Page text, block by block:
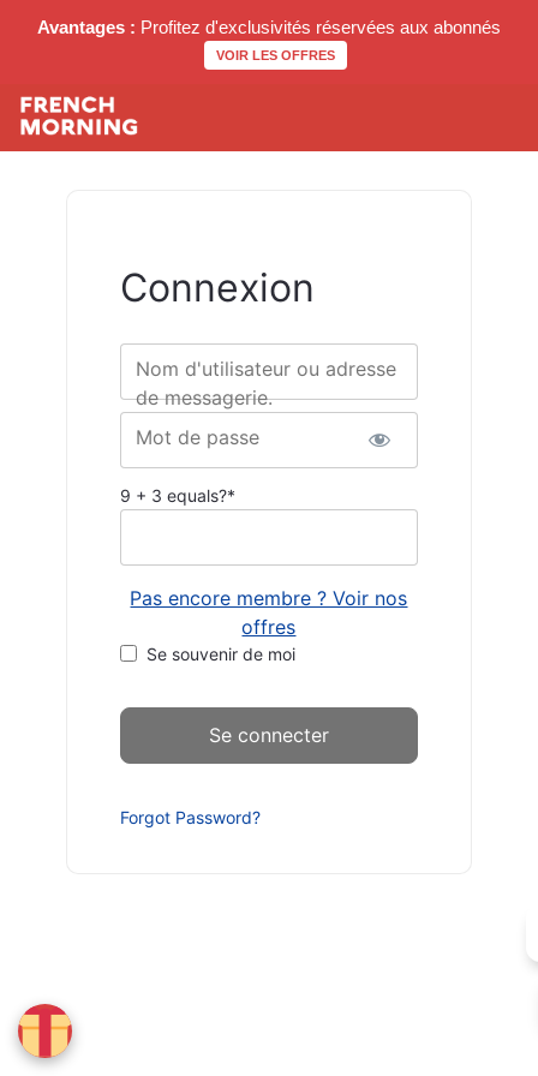
Avantages : Profitez d'exclusivités réservées aux abonnés
VOIR LES OFFRES
Connexion
Nom d'utilisateur ou adresse
de messagerie.
Mot de passe
9 + 3 equals?*
Pas encore membre ? Voir nos
offres
Se souvenir de moi
Forgot Password?